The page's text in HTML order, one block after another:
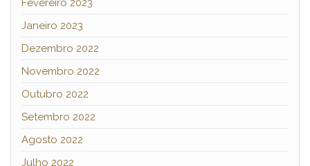
Fevereiro 2023
Janeiro 2023
Dezembro 2022
Novembro 2022
Outubro 2022
Setembro 2022
Agosto 2022
Julho 2022